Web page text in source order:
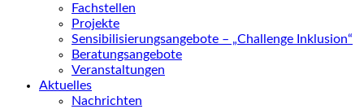
Fachstellen
Projekte
Sensibilisierungsangebote – „Challenge Inklusion“
Beratungsangebote
Veranstaltungen
Aktuelles
Nachrichten